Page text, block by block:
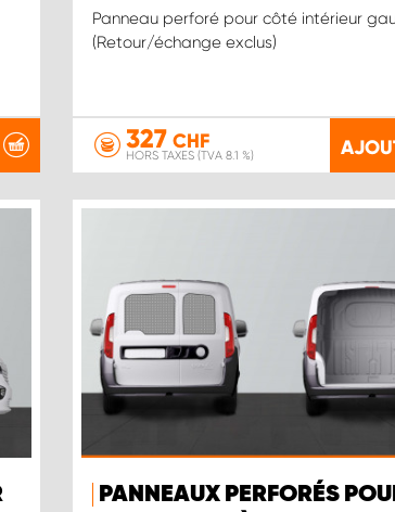
Panneau perforé pour côté intérieur
(Retour/échange exclus)
327 CHF
HORS TAXES (TVA 8.1 %)
PANNEAUX PERFORÉS